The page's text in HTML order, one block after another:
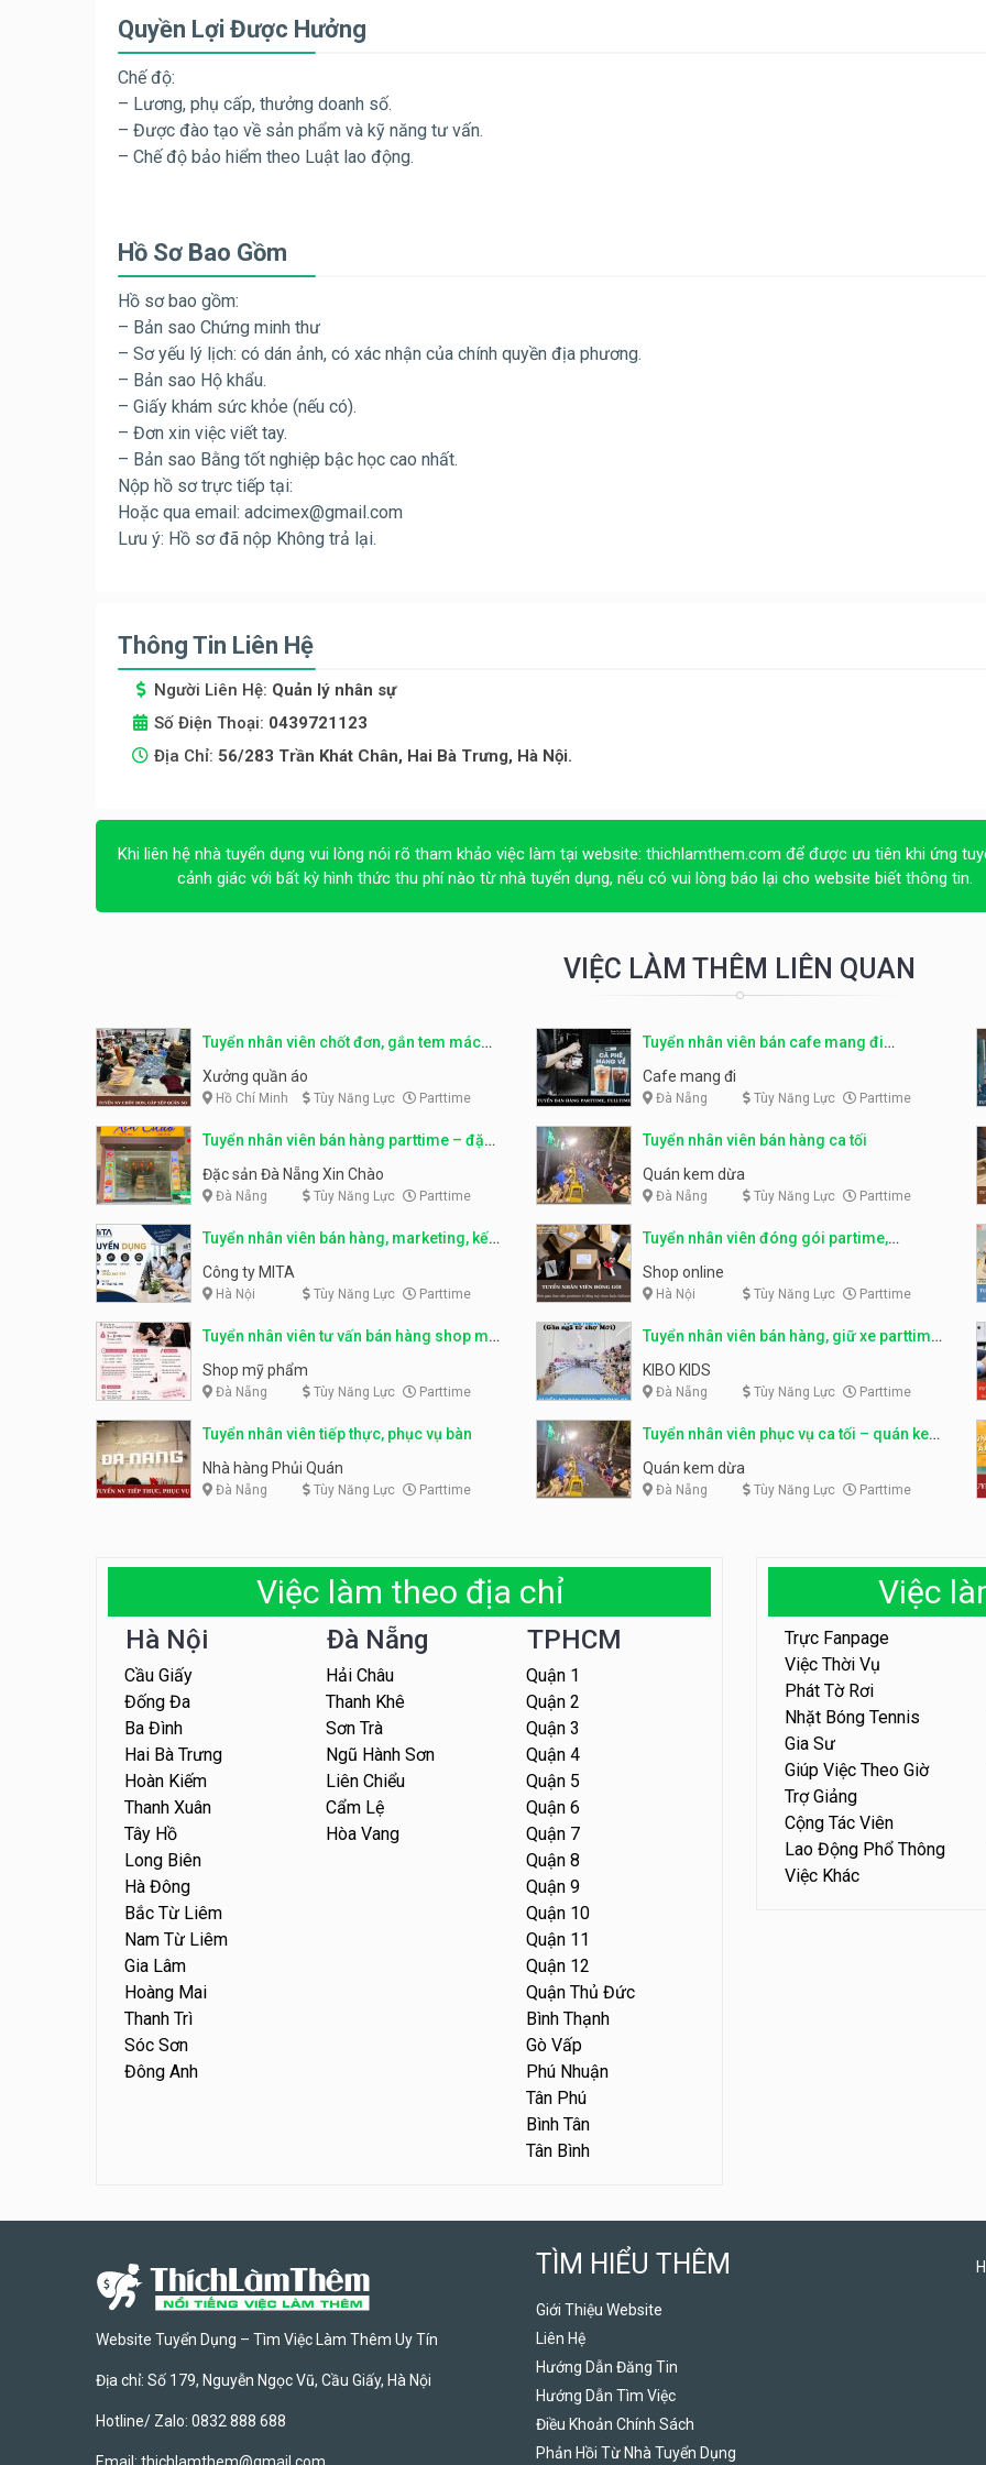
Quyền Lợi Được Hưởng
Chế độ:
– Lương, phụ cấp, thưởng doanh số.
– Được đào tạo về sản phẩm và kỹ năng tư vấn.
– Chế độ bảo hiểm theo Luật lao động.
Hồ Sơ Bao Gồm
Hồ sơ bao gồm:
– Bản sao Chứng minh thư
– Sơ yếu lý lịch: có dán ảnh, có xác nhận của chính quyền địa phương.
– Bản sao Hộ khẩu.
– Giấy khám sức khỏe (nếu có).
– Đơn xin việc viết tay.
– Bản sao Bằng tốt nghiệp bậc học cao nhất.
Nộp hồ sơ trực tiếp tại:
Hoặc qua email: adcimex@gmail.com
Lưu ý: Hồ sơ đã nộp Không trả lại.
Thông Tin Liên Hệ
Người Liên Hệ: Quản lý nhân sự
Số Điện Thoại: 0439721123
Địa Chỉ: 56/283 Trần Khát Chân, Hai Bà Trưng, Hà Nội.
Khi liên hệ nhà tuyển dụng vui lòng nói rõ tham khảo việc làm tại website: thichlamthem.com để được ưu tiên khi ứng
cảnh giác với bất kỳ hình thức thu phí nào từ nhà tuyển dụng, nếu có vui lòng báo lại cho website biết thông tin.
VIỆC LÀM THÊM LIÊN QUAN
Tuyển nhân viên chốt đơn, gắn tem mác
sản phẩm
Xưởng quần áo
Hồ Chí Minh Tùy Năng Lực Parttime
Tuyển nhân viên bán cafe mang đi
parttime, fulltime
Cafe mang đi
Đà Nẵng Tùy Năng Lực Parttime
Tuyển nhân viên bán hàng parttime – đặc
sản Đà Nẵng
Đặc sản Đà Nẵng Xin Chào
Đà Nẵng Tùy Năng Lực Parttime
Tuyển nhân viên bán hàng ca tối
Quán kem dừa
Đà Nẵng Tùy Năng Lực Parttime
Tuyển nhân viên bán hàng, marketing, kế
toán, kho – parttime, fulltime
Công ty MITA
Hà Nội Tùy Năng Lực Parttime
Tuyển nhân viên đóng gói partime,
fulltime
Shop online
Hà Nội Tùy Năng Lực Parttime
Tuyển nhân viên tư vấn bán hàng shop mỹ
phẩm
Shop mỹ phẩm
Đà Nẵng Tùy Năng Lực Parttime
Tuyển nhân viên bán hàng, giữ xe parttime
– Kibo Kid
KIBO KIDS
Đà Nẵng Tùy Năng Lực Parttime
Tuyển nhân viên tiếp thực, phục vụ bàn
Nhà hàng Phủi Quán
Đà Nẵng Tùy Năng Lực Parttime
Tuyển nhân viên phục vụ ca tối – quán kem
dừa
Quán kem dừa
Đà Nẵng Tùy Năng Lực Parttime
Việc làm theo địa chỉ
Hà Nội
Cầu Giấy
Đống Đa
Ba Đình
Hai Bà Trưng
Hoàn Kiếm
Thanh Xuân
Tây Hồ
Long Biên
Hà Đông
Bắc Từ Liêm
Nam Từ Liêm
Gia Lâm
Hoàng Mai
Thanh Trì
Sóc Sơn
Đông Anh
Đà Nẵng
Hải Châu
Thanh Khê
Sơn Trà
Ngũ Hành Sơn
Liên Chiểu
Cẩm Lệ
Hòa Vang
TPHCM
Quận 1
Quận 2
Quận 3
Quận 4
Quận 5
Quận 6
Quận 7
Quận 8
Quận 9
Quận 10
Quận 11
Quận 12
Quận Thủ Đức
Bình Thạnh
Gò Vấp
Phú Nhuận
Tân Phú
Bình Tân
Tân Bình
Việc
Trực Fanpage
Việc Thời Vụ
Phát Tờ Rơi
Nhặt Bóng Tennis
Gia Sư
Giúp Việc Theo Giờ
Trợ Giảng
Cộng Tác Viên
Lao Động Phổ Thông
Việc Khác
Website Tuyển Dụng – Tìm Việc Làm Thêm Uy Tín
Địa chỉ: Số 179, Nguyễn Ngọc Vũ, Cầu Giấy, Hà Nội
Hotline/ Zalo: 0832 888 688
TÌM HIỂU THÊM
Giới Thiệu Website
Liên Hệ
Hướng Dẫn Đăng Tin
Hướng Dẫn Tìm Việc
Điều Khoản Chính Sách
Phản Hồi Từ Nhà Tuyển Dụng